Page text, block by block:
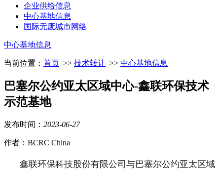
企业供给信息
中心基地信息
国际无废城市网络
中心基地信息
当前位置： 首页 >> 技术转让 >> 中心基地信息
巴塞尔公约亚太区域中心-鑫联环保技术
示范基地
发布时间： 2023-06-27
作者：BCRC China
鑫联环保科技股份有限公司与巴塞尔公约亚太区域